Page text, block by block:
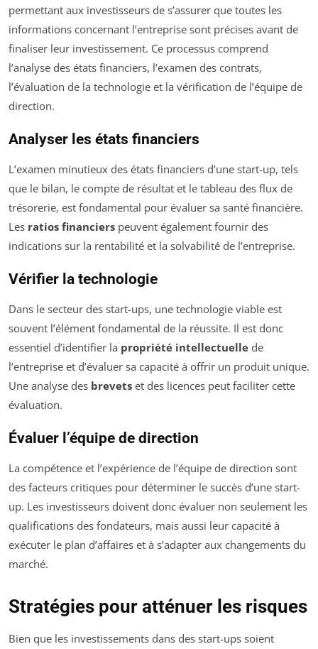
permettant aux investisseurs de s’assurer que toutes les
informations concernant l’entreprise sont précises avant de
finaliser leur investissement. Ce processus comprend
l’analyse des états financiers, l’examen des contrats,
l’évaluation de la technologie et la vérification de l’équipe de
direction.
Analyser les états financiers
L’examen minutieux des états financiers d’une start-up, tels
que le bilan, le compte de résultat et le tableau des flux de
trésorerie, est fondamental pour évaluer sa santé financière.
Les ratios financiers peuvent également fournir des
indications sur la rentabilité et la solvabilité de l’entreprise.
Vérifier la technologie
Dans le secteur des start-ups, une technologie viable est
souvent l’élément fondamental de la réussite. Il est donc
essentiel d’identifier la propriété intellectuelle de
l’entreprise et d’évaluer sa capacité à offrir un produit unique.
Une analyse des brevets et des licences peut faciliter cette
évaluation.
Évaluer l’équipe de direction
La compétence et l’expérience de l’équipe de direction sont
des facteurs critiques pour déterminer le succès d’une start-
up. Les investisseurs doivent donc évaluer non seulement les
qualifications des fondateurs, mais aussi leur capacité à
exécuter le plan d’affaires et à s’adapter aux changements du
marché.
Stratégies pour atténuer les risques
Bien que les investissements dans des start-ups soient